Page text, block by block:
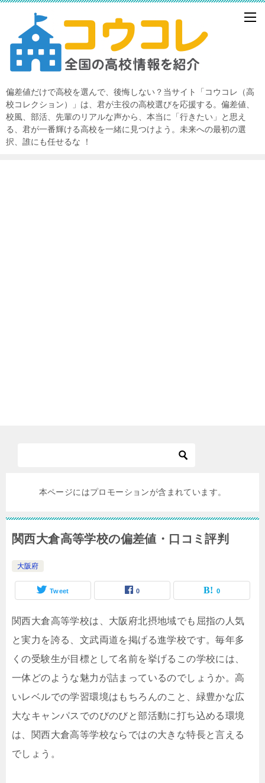
偏差値だけで高校を選んで、後悔しない？当サイト「コウコレ（高
校コレクション）」は、君が主役の高校選びを応援する。偏差値、
校風、部活、先輩のリアルな声から、本当に「行きたい」と思え
る、君が一番輝ける高校を一緒に見つけよう。未来への最初の選
択、誰にも任せるな ！
本ページにはプロモーションが含まれています。
関西大倉高等学校の偏差値・口コミ評判
大阪府
Tweet 0 0
関西大倉高等学校は、大阪府北摂地域でも屈指の人気
と実力を誇る、文武両道を掲げる進学校です。毎年多
くの受験生が目標として名前を挙げるこの学校には、
一体どのような魅力が詰まっているのでしょうか。高
いレベルでの学習環境はもちろんのこと、緑豊かな広
大なキャンパスでのびのびと部活動に打ち込める環境
は、関西大倉高等学校ならではの大きな特長と言える
でしょう。